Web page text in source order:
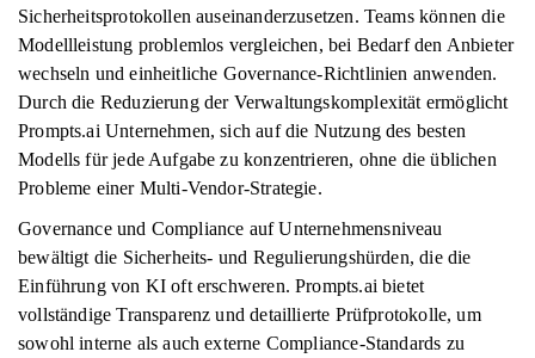
Sicherheitsprotokollen auseinanderzusetzen. Teams können die
Modellleistung problemlos vergleichen, bei Bedarf den Anbieter
wechseln und einheitliche Governance-Richtlinien anwenden.
Durch die Reduzierung der Verwaltungskomplexität ermöglicht
Prompts.ai Unternehmen, sich auf die Nutzung des besten
Modells für jede Aufgabe zu konzentrieren, ohne die üblichen
Probleme einer Multi-Vendor-Strategie.
Governance und Compliance auf Unternehmensniveau
bewältigt die Sicherheits- und Regulierungshürden, die die
Einführung von KI oft erschweren. Prompts.ai bietet
vollständige Transparenz und detaillierte Prüfprotokolle, um
sowohl interne als auch externe Compliance-Standards zu